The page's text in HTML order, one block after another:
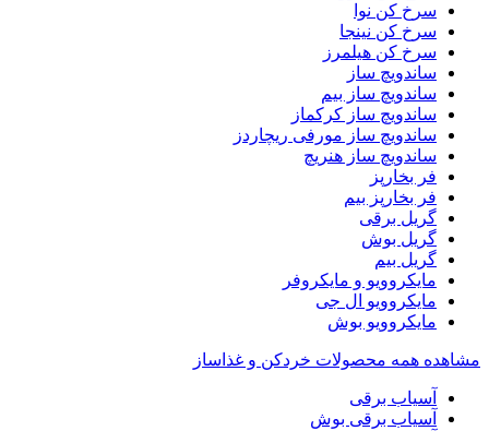
سرخ کن نوا
سرخ کن نینجا
سرخ کن هیلمرز
ساندویچ ساز
ساندویچ ساز بیم
ساندویچ ساز کرکماز
ساندویچ ساز مورفی ریچاردز
ساندویچ ساز هنریچ
فر بخارپز
فر بخارپز بیم
گریل برقی
گریل بوش
گریل بیم
مایکروویو و مایکروفر
مایکروویو ال جی
مایکروویو بوش
مشاهده همه محصولات خردکن و غذاساز
آسیاب برقی
آسیاب برقی بوش